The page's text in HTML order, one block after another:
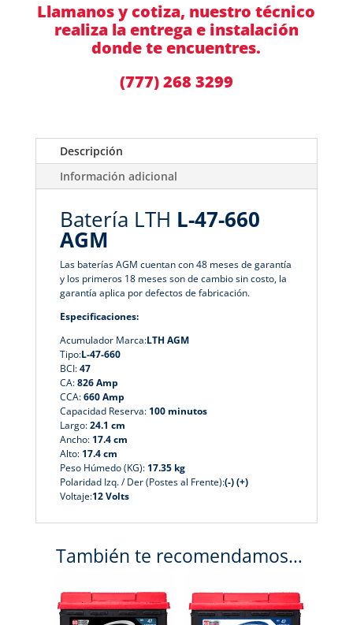
Llamanos y cotiza, nuestro técnico
realiza la entrega e instalación
donde te encuentres.
(777) 268 3299
Descripción
Información adicional
Batería LTH L-47-660
AGM
Las baterías AGM cuentan con 48 meses de garantía
y los primeros 18 meses son de cambio sin costo, la
garantía aplica por defectos de fabricación.
Especificaciones:
Acumulador Marca:LTH AGM
Tipo:L-47-660
BCI:47
CA:826 Amp
CCA:660 Amp
Capacidad Reserva: 100 minutos
Largo:24.1 cm
Ancho: 17.4 cm
Alto: 17.4 cm
Peso Húmedo (KG): 17.35 kg
Polaridad Izq. / Der (Postes al Frente):(-) (+)
Voltaje:12 Volts
También te recomendamos…